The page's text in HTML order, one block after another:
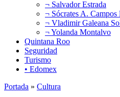
¬ Salvador Estrada
¬ Sócrates A. Campos
¬ Vladimir Galeana
¬ Yolanda Montalvo
Quintana Roo
Seguridad
Turismo
• Edomex
Portada » Cultura